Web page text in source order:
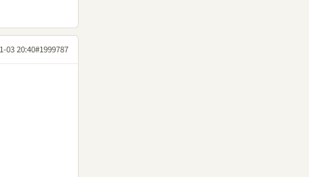
03 20:40#1999787